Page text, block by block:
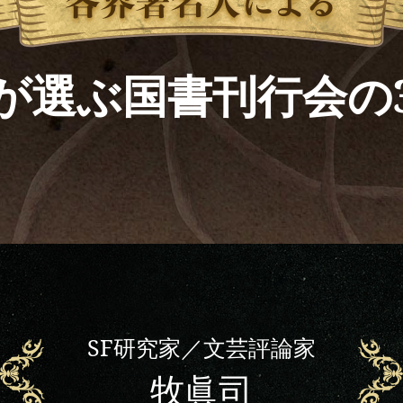
選ぶ国書刊行会
SF研究家／文芸評論家
牧眞司